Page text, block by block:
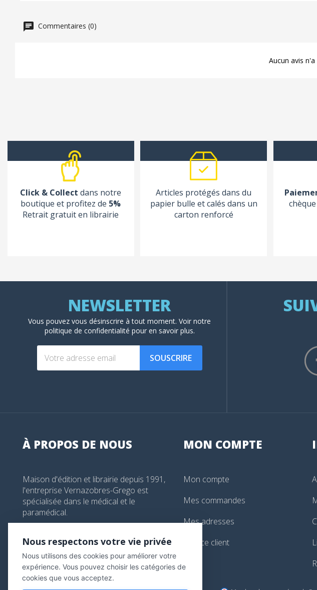
Commentaires (0)
Aucun avis
Click & Collect dans notre
boutique et profitez de 5%
Retrait gratuit en librairie
Articles protégés dans du
papier bulle et calés dans un
carton renforcé
Vous pouvez vous désinscrire à tout moment. Voirnotre
politique de confidentialité pour en savoir plus.
SOUSCRIRE
À PROPOS DE NOUS
Maison d'édition et librairie depuis 1991,
l'entreprise Vernazobres-Grego est
spécialisée dans le médical et le
paramédical.
librairie@vg-editions.com
MON COMPTE
Mon compte
Mes commandes
Mes adresses
Service client
Nous respectons votre vie privée
Nous utilisons des cookies pour améliorer votre
expérience. Vous pouvez choisir les catégories de
cookies que vous acceptez.